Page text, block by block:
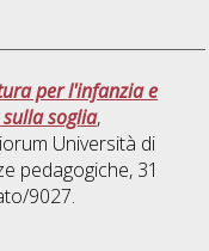
per l'infanzia e
soglia,
Università di
pedagogiche, 31
9027.